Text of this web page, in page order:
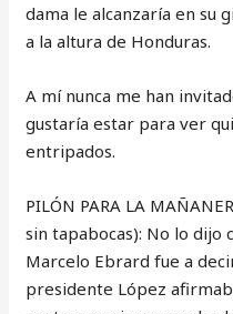
dama le alcanzaría en su
a la altura de Honduras.
A mí nunca me han
gustaría estar para ver
entripados.
PILÓN PARA LA
sin tapabocas): No lo dijo
Marcelo Ebrard fue a
presidente López